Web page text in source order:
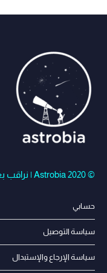
© Astrobia 2020 | نراقب بعيون عربية
حسابي
سياسة التوصيل
سياسة الإرجاع والإستبدال